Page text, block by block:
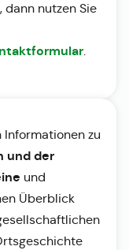
dann nutzen Sie
.
Informationen zu
und der
und
Überblick